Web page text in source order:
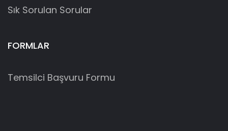
Sık Sorulan Sorular
FORMLAR
Temsilci Başvuru Formu